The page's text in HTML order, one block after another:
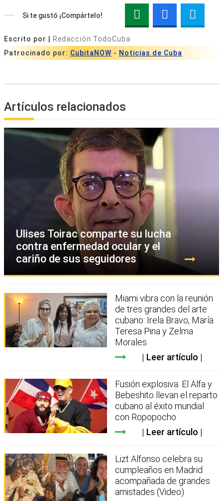
Si te gustó ¡Compártelo!
Escrito por |
Redacción TodoCuba
Patrocinado por: CubitaNOW - Noticias de Cuba
Artículos relacionados
Ulises Toirac comparte su lucha
contra enfermedad ocular y el
cariño de sus seguidores
Miami vibra con la reunión
de tres grandes del arte
cubano: Irela Bravo, María
Teresa Pina y Zelma
Morales
Leer artículo
Fusión explosiva: El Alfa y
Bebeshito llevan el reparto
cubano al éxito mundial
con Ropopocho
Leer artículo
Lizt Alfonso celebra su
cumpleaños en Madrid
acompañada de grandes
amistades (Video)